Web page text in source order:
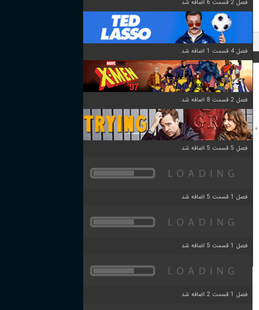
+
فصل 2 قسمت 6 اضافه شد
فصل 4 قسمت 1 اضافه شد
فصل 2 قسمت 8 اضافه شد
فصل 5 قسمت 5 اضافه شد
فصل 1 قسمت 5 اضافه شد
فصل 1 قسمت 5 اضافه شد
فصل 1 قسمت 2 اضافه شد